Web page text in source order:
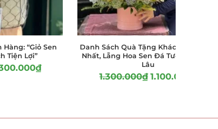
“Giỏ Sen
Tiện Lợi”
₫
Danh Sách Quà Tặng Khách Hàng Hot
Nhất, Lẵng Hoa Sen Đá Tươi Đẹp Bền
Lâu
1.300.000₫ 1.100.000